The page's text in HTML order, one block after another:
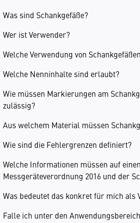
Was sind Schankgefäße?
Wer ist Verwender?
Welche Verwendung von
Welche Nenninhalte sind erlaubt?
Wie müssen Markierungen am
zulässig?
Aus welchem Material müssen
Wie sind die Fehlergrenzen definiert?
Welche Informationen müssen auf
Messgeräteverordnung 2016 und der
Was bedeutet das konkret für mich als
Falle ich unter den